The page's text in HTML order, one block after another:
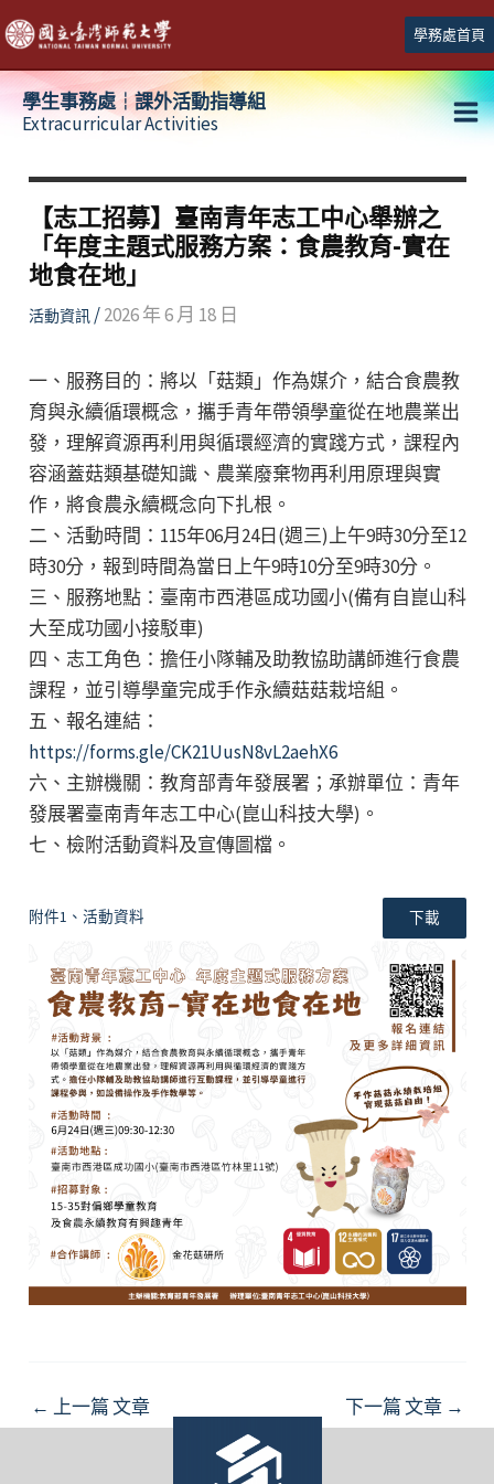
跳
至
主
學務處首頁
學生事務處┆課外活動指導組
Extracurricular Activities
【志工招募】臺南青年志工中心舉辦之
「年度主題式服務方案：食農教育-實在
地食在地」
活動資訊/2026 年 6 月 18 日
一、服務目的：將以「菇類」作為媒介，結合食農教
育與永續循環概念，攜手青年帶領學童從在地農業出
發，理解資源再利用與循環經濟的實踐方式，課程內
容涵蓋菇類基礎知識、農業廢棄物再利用原理與實
作，將食農永續概念向下扎根。
二、活動時間：115年06月24日(週三)上午9時30分至12
時30分，報到時間為當日上午9時10分至9時30分。
三、服務地點：臺南市西港區成功國小(備有自崑山科
大至成功國小接駁車)
四、志工角色：擔任小隊輔及助教協助講師進行食農
課程，並引導學童完成手作永續菇菇栽培組。
五、報名連結：
https://forms.gle/CK21UusN8vL2aehX6
六、主辦機關：教育部青年發展署；承辦單位：青年
發展署臺南青年志工中心(崑山科技大學)。
七、檢附活動資料及宣傳圖檔。
附件1、活動資料 下載
Post
← 上一篇 文章 下一篇 文章 →